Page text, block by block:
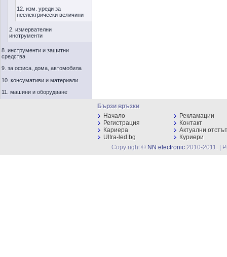
12. изм. уреди за
неелектрически величини
2. измервателни
инструменти
8. инструменти и защитни
средства
9. за офиса, дома, автомобила
10. консумативи и материали
11. машини и оборудване
Бързи връзки
Начало
Рекламации
Регистрация
Контакт
Кариера
Актуални
Ultra-led.bg
Куриери
Copy right © NN electronic 2010-2011. |